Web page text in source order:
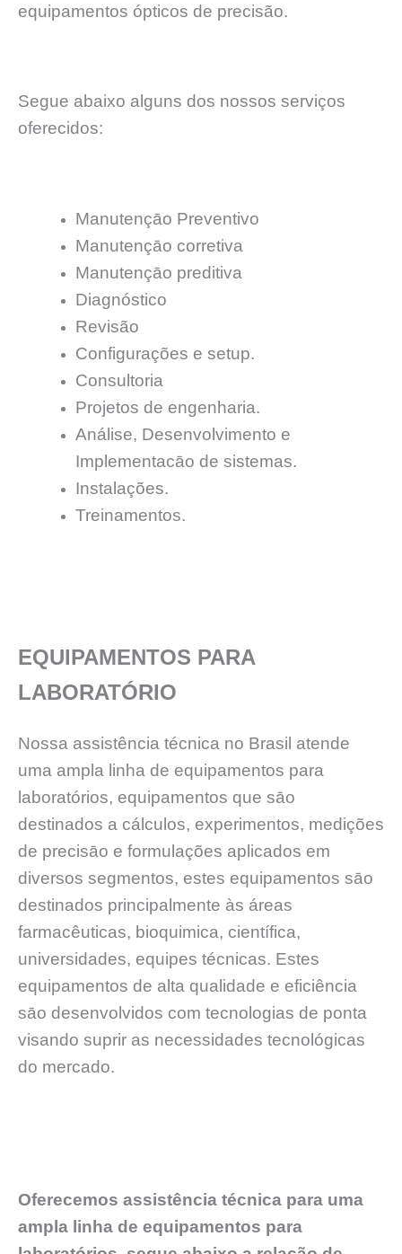
equipamentos ópticos de precisão.
Segue abaixo alguns dos nossos serviços
oferecidos:
Manutençāo Preventivo
Manutençāo corretiva
Manutençāo preditiva
Diagnóstico
Revisão
Configurações e setup.
Consultoria
Projetos de engenharia.
Análise, Desenvolvimento e
Implementacāo de sistemas.
Instalações.
Treinamentos.
EQUIPAMENTOS PARA
LABORATÓRIO
Nossa assistência técnica no Brasil atende
uma ampla linha de equipamentos para
laboratórios, equipamentos que sāo
destinados a cálculos, experimentos, medições
de precisāo e formulações aplicados em
diversos segmentos, estes equipamentos sāo
destinados principalmente às áreas
farmacêuticas, bioquimica, científica,
universidades, equipes técnicas. Estes
equipamentos de alta qualidade e eficiência
sāo desenvolvidos com tecnologias de ponta
visando suprir as necessidades tecnológicas
do mercado.
Oferecemos assistência técnica para uma
ampla linha de equipamentos para